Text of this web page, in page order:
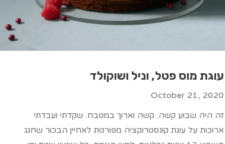
עוגת מוס פטל, וניל ושוקולד
October 21, 2020
זה היה שבוע קשה. קשה וארוך במטבח. שקדתי ועבדתי
ארוכות על עוגת קונסטרוקציה מפורטת לאחיין הבכור שחגג